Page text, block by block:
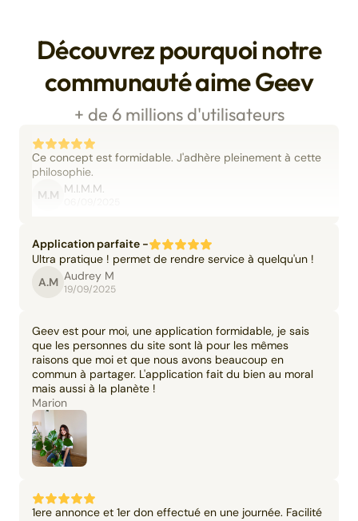
Découvrez pourquoi notre
communauté aime Geev
+ de 6 millions d'utilisateurs
Ce concept est formidable. J'adhère pleinement à cette
philosophie.
M.M M.I.M.M.
Application parfaite -
Ultra pratique ! permet de rendre service à quelqu'un !
A.M Audrey M
19/09/2025
Geev est pour moi, une application formidable, je sais
que les personnes du site sont là pour les mêmes
raisons que moi et que nous avons beaucoup en
commun à partager. L'application fait du bien au moral
mais aussi à la planète !
Marion
1ere annonce et 1er don effectué en une journée. Facilité